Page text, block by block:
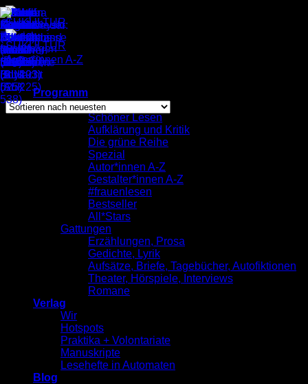
Zum
Inhalt
springen
Programm
komplett
Schöner Lesen
Aufklärung und Kritik
Die grüne Reihe
Spezial
Autor*innen A-Z
Gestalter*innen A-Z
#frauenlesen
Bestseller
All*Stars
Gattungen
Erzählungen, Prosa
Gedichte, Lyrik
Aufsätze, Briefe, Tagebücher, Autofiktionen
Theater, Hörspiele, Interviews
Romane
Verlag
Wir
Hotspots
Praktika + Volontariate
Manuskripte
Lesehefte in Automaten
Blog
Autor*innen A-Z
Einzelnes Ergebnis wird angezeigt